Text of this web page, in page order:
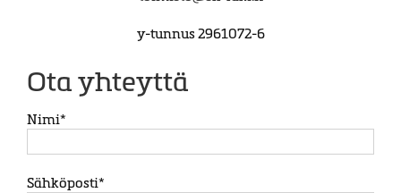
y-tunnus 2961072-6
Ota yhteyttä
Nimi*
Sähköposti*